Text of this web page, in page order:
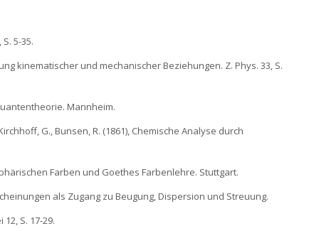
5-35.
kinematischer und mechanischer Beziehungen. Z. Phys. 33, S.
Mannheim.
G., Bunsen, R. (1861), Chemische Analyse durch
Farben und Goethes Farbenlehre. Stuttgart.
als Zugang zu Beugung, Dispersion und Streuung.
S. 17-29.